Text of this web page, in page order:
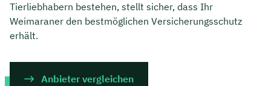
Tierliebhabern bestehen, stellt sicher, dass Ihr
Weimaraner den bestmöglichen Versicherungsschutz
erhält.
Anbieter vergleichen